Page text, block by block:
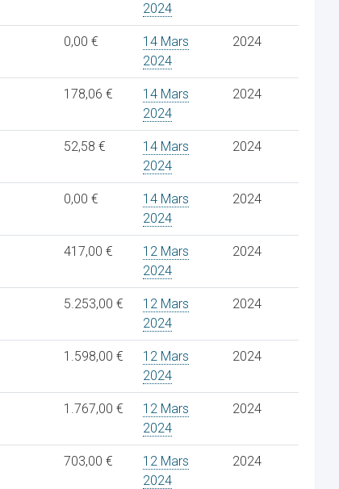
2024
0,00 €
14 Mars
2024
2024
178,06 €
14 Mars
2024
2024
52,58 €
14 Mars
2024
2024
0,00 €
14 Mars
2024
2024
417,00 €
12 Mars
2024
2024
5.253,00 €
12 Mars
2024
2024
1.598,00 €
12 Mars
2024
2024
1.767,00 €
12 Mars
2024
2024
703,00 €
12 Mars
2024
2024